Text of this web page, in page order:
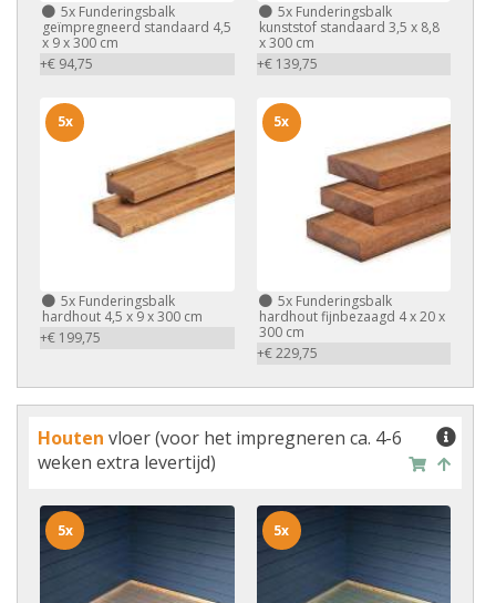
5x Funderingsbalk
geïmpregneerd standaard 4,5
x 9 x 300 cm
+€ 94,75
5xFunderingsbalk
kunststof standaard 3,5 x 8,8
x 300 cm
+€ 139,75
5x Funderingsbalk
hardhout 4,5 x 9 x 300 cm
+€ 199,75
5x
5xFunderingsbalk
hardhout fijnbezaagd 4 x 20 x
300 cm
+€ 229,75
5x
Houten vloer (voor het impregneren ca. 4-6
weken extra levertijd)
5x 5x